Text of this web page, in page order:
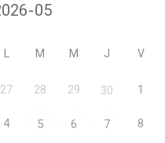
M M J V
27 28 29 30 1
4 5 6 7 8